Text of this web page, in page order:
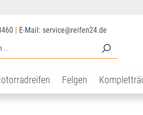
E-Mail: service@reifen24.de
Felgen